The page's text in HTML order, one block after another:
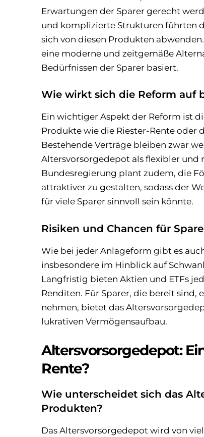
Erwartungen der Sparer gerecht
und komplizierte Strukturen führten
sich von diesen Produkten
eine moderne und zeitgemäße
Bedürfnissen der Sparer basiert.
Wie wirkt sich die Reform auf
Ein wichtiger Aspekt der Reform ist
Produkte wie die Riester-Rente oder
Bestehende Verträge bleiben zwar
Altersvorsorgedepot als flexibler und
Bundesregierung plant zudem, die
attraktiver zu gestalten, sodass der
für viele Sparer sinnvoll sein könnte.
Risiken und Chancen für
Wie bei jeder Anlageform gibt es
insbesondere im Hinblick auf
Langfristig bieten Aktien und ETFs
Renditen. Für Sparer, die bereit sind,
nehmen, bietet das
lukrativen Vermögensaufbau.
Altersvorsorgedepot:
Rente?
Wie unterscheidet sich das
Produkten?
Das Altersvorsorgedepot wird von